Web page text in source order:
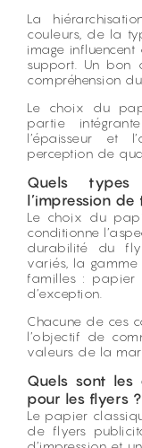
La
couleurs, de la
image
support. Un bon
compréhension du
Le choix du
partie
l’épaisseur et
perception de
Quels
l’impression
Le choix du
conditionne
durabilité du
variés, la
familles : papier
d’exception.
Chacune de ces
l’objectif de
valeurs de la
Quels sont les
pour les flyers ?
Le papier
de flyers